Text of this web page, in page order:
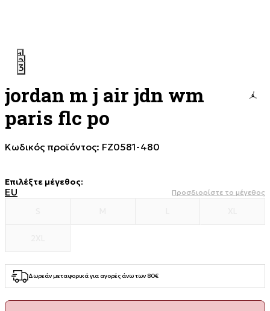
1
2
3
jordan m j air jdn wm
paris flc po
Κωδικός προϊόντος: FZ0581-480
Επιλέξτε μέγεθος:
EU Προσδιορίστε το μέγεθος
Δωρεάν μεταφορικά για αγορές άνω των 80€